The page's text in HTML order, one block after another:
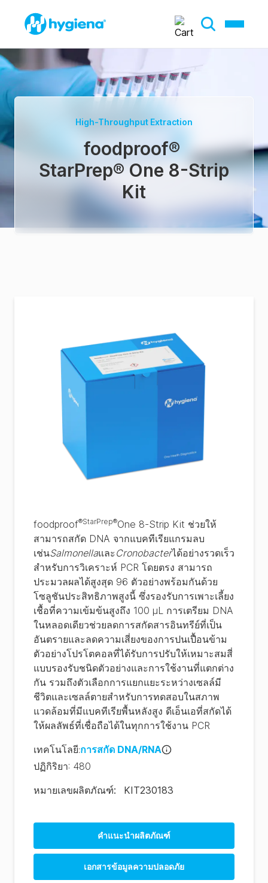
High-Throughput Extraction
foodproof®
StarPrep® One 8-Strip
Kit
foodproof®StarPrep®One 8-Strip Kit ช่วยให้
สามารถสกัด DNA จากแบคทีเรียแกรมลบ
เช่นSalmonellaและ Cronobacterได้อย่างรวดเร็ว
สำหรับการวิเคราะห์ PCR โดยตรง สามารถ
ประมวลผลได้สูงสุด 96 ตัวอย่างพร้อมกันด้วย
โซลูชันประสิทธิภาพสูงนี้ ซึ่งรองรับการเพาะเลี้ยง
เชื้อที่ความเข้มข้นสูงถึง 100 μL การเตรียม DNA
ในหลอดเดียวช่วยลดการสกัดสารอินทรีย์ที่เป็น
อันตรายและลดความเสี่ยงของการปนเปื้อนข้าม
ตัวอย่างโปรโตคอลที่ได้รับการปรับให้เหมาะสมสี่
แบบรองรับชนิดตัวอย่างและการใช้งานที่แตกต่าง
กัน รวมถึงตัวเลือกการแยกแยะระหว่างเซลล์มี
ชีวิตและเซลล์ตายสำหรับการทดสอบในสภาพ
แวดล้อมที่มีแบคทีเรียพื้นหลังสูง ดีเอ็นเอที่สกัดได้
ให้ผลลัพธ์ที่เชื่อถือได้ในทุกการใช้งาน PCR
เทคโนโลยี:การสกัด DNA/RNA
ปฏิกิริยา: 480
หมายเลขผลิตภัณฑ์: KIT230183
คําแนะนําผลิตภัณฑ์
เอกสารข้อมูลความปลอดภัย